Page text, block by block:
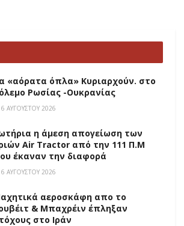
«αόρατα όπλα» Κυριαρχούν. στο
Ρωσίας -Ουκρανίας
6 ΑΥΓΟΎΣΤΟΥ 2026
η άμεση απογείωση των
Air Tractor από την 111 Π.M
έκαναν την διαφορά
6 ΑΥΓΟΎΣΤΟΥ 2026
αεροσκάφη απο το
& Μπαχρέιν έπληξαν
στο Ιράν